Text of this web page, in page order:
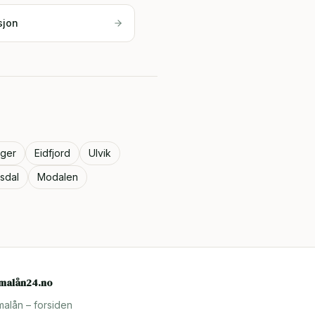
Eidfjord
Ulvik
Modalen
– forsiden